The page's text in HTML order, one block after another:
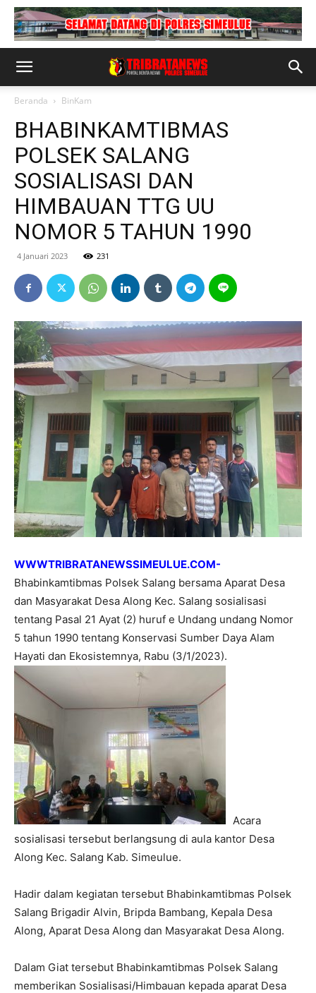
Beranda BinKam
BHABINKAMTIBMAS
POLSEK SALANG
SOSIALISASI DAN
HIMBAUAN TTG UU
NOMOR 5 TAHUN 1990
4 Januari 2023 231
WWWTRIBRATANEWSSIMEULUE.COM-
Bhabinkamtibmas Polsek Salang bersama Aparat Desa
dan Masyarakat Desa Along Kec. Salang sosialisasi
tentang Pasal 21 Ayat (2) huruf e Undang undang Nomor
5 tahun 1990 tentang Konservasi Sumber Daya Alam
Hayati dan Ekosistemnya, Rabu (3/1/2023).
Acara
sosialisasi tersebut berlangsung di aula kantor Desa
Along Kec. Salang Kab. Simeulue.
Hadir dalam kegiatan tersebut Bhabinkamtibmas Polsek
Salang Brigadir Alvin, Bripda Bambang, Kepala Desa
Along, Aparat Desa Along dan Masyarakat Desa Along.
Dalam Giat tersebut Bhabinkamtibmas Polsek Salang
memberikan Sosialisasi/Himbauan kepada aparat Desa